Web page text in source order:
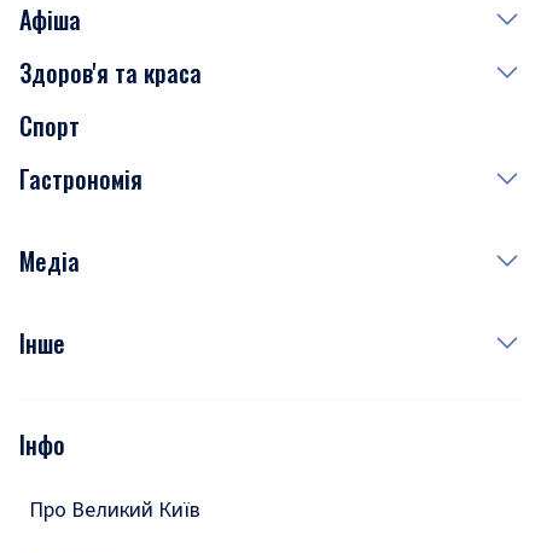
Афіша
Сьогодні
Завтра
Субота
Здоров'я та краса
Медицина
Краса
Спорт
Гастрономія
Рецепти
Медіа
Фото
Подкасти
Інше
Тести
Інфо
Про Великий Київ